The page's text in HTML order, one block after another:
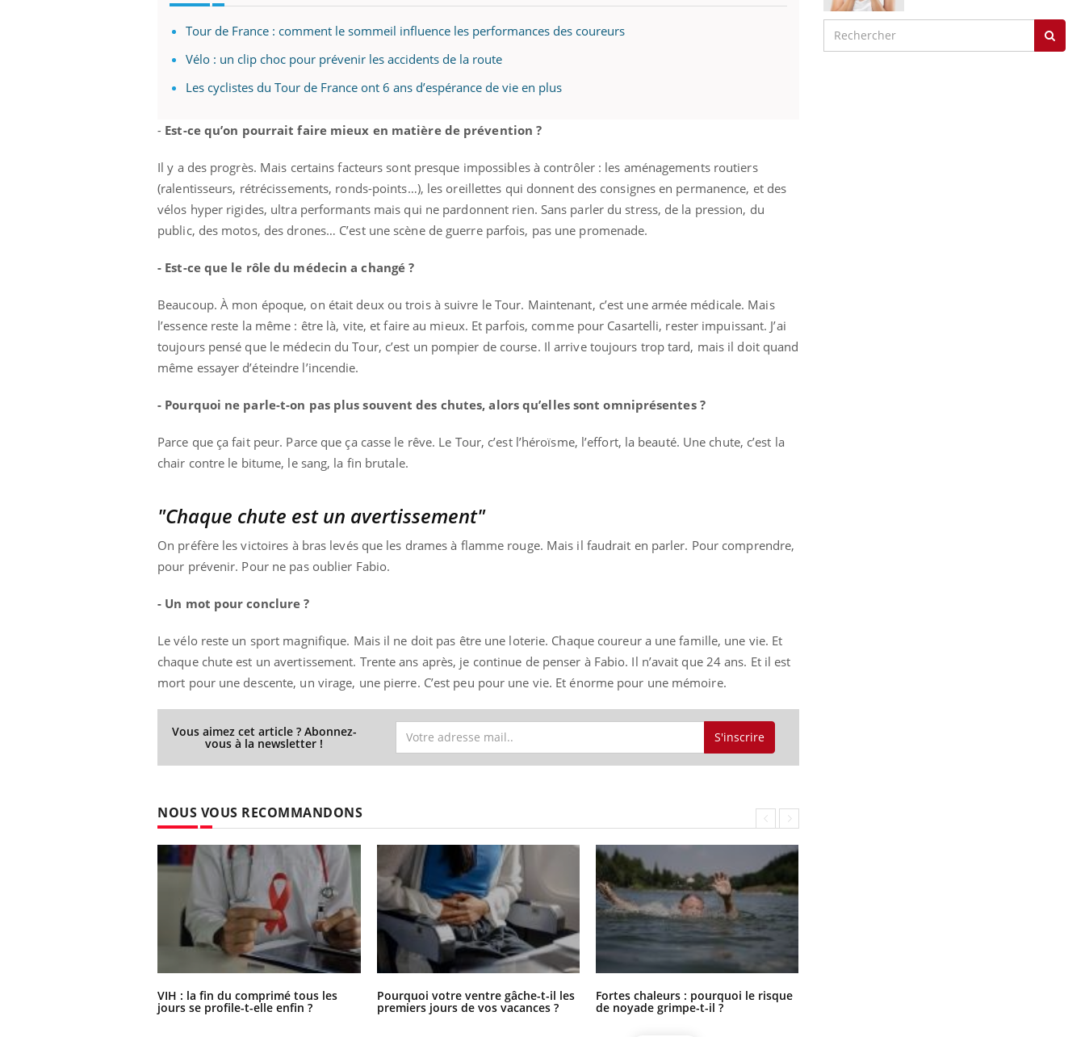
Tour de France : comment le sommeil influence les performances des coureurs
Vélo : un clip choc pour prévenir les accidents de la route
Les cyclistes du Tour de France ont 6 ans d’espérance de vie en plus
- Est-ce qu’on pourrait faire mieux en matière de prévention ?
Il y a des progrès. Mais certains facteurs sont presque impossibles à contrôler : les aménagements routiers
(ralentisseurs, rétrécissements, ronds-points…), les oreillettes qui donnent des consignes en permanence, et des
vélos hyper rigides, ultra performants mais qui ne pardonnent rien. Sans parler du stress, de la pression, du
public, des motos, des drones… C’est une scène de guerre parfois, pas une promenade.
- Est-ce que le rôle du médecin a changé ?
Beaucoup. À mon époque, on était deux ou trois à suivre le Tour. Maintenant, c’est une armée médicale. Mais
l’essence reste la même : être là, vite, et faire au mieux. Et parfois, comme pour Casartelli, rester impuissant. J’ai
toujours pensé que le médecin du Tour, c’est un pompier de course. Il arrive toujours trop tard, mais il doit quand
même essayer d’éteindre l’incendie.
- Pourquoi ne parle-t-on pas plus souvent des chutes, alors qu’elles sont omniprésentes ?
Parce que ça fait peur. Parce que ça casse le rêve. Le Tour, c’est l’héroïsme, l’effort, la beauté. Une chute, c’est la
chair contre le bitume, le sang, la fin brutale.
"Chaque chute est un avertissement"
On préfère les victoires à bras levés que les drames à flamme rouge. Mais il faudrait en parler. Pour comprendre,
pour prévenir. Pour ne pas oublier Fabio.
- Un mot pour conclure ?
Le vélo reste un sport magnifique. Mais il ne doit pas être une loterie. Chaque coureur a une famille, une vie. Et
chaque chute est un avertissement. Trente ans après, je continue de penser à Fabio. Il n’avait que 24 ans. Et il est
mort pour une descente, un virage, une pierre. C’est peu pour une vie. Et énorme pour une mémoire.
Vous aimez cet article ? Abonnez-
vous à la newsletter ! S'inscrire
NOUS VOUS RECOMMANDONS
VIH : la fin du comprimé tous les
jours se profile-t-elle enfin ?
Pourquoi votre ventre gâche-t-il les
premiers jours de vos vacances ?
Fortes chaleurs : pourquoi le risque
de noyade grimpe-t-il ?